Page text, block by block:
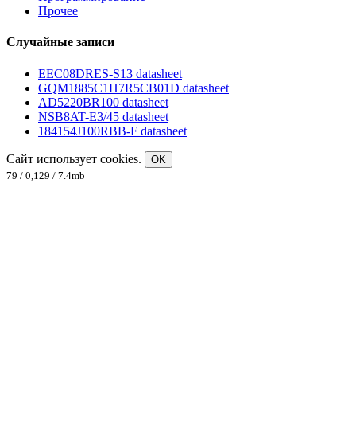
Прочее
Случайные записи
EEC08DRES-S13 datasheet
GQM1885C1H7R5CB01D datasheet
AD5220BR100 datasheet
NSB8AT-E3/45 datasheet
184154J100RBB-F datasheet
Сайт использует cookies.
OK
79 / 0,129 / 7.4mb